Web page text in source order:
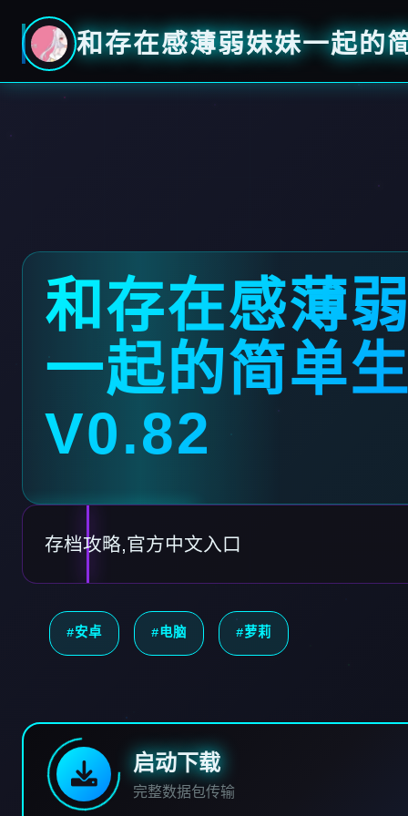
和存在感薄弱妹妹一起的
和存在感薄
一起的简单
V0.82
存档攻略,官方中文入口
#安卓 #电脑 #萝莉
启动下载
完整数据包传输